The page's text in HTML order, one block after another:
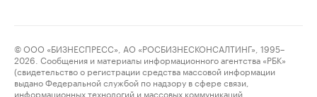
© ООО «БИЗНЕСПРЕСС», АО «РОСБИЗНЕСКОНСАЛТИНГ», 1995–
2026. Сообщения и материалы информационного агентства «РБК»
(свидетельство о регистрации средства массовой информации
выдано Федеральной службой по надзору в сфере связи,
информационных технологий и массовых коммуникаций